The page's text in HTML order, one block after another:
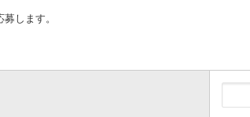
します。